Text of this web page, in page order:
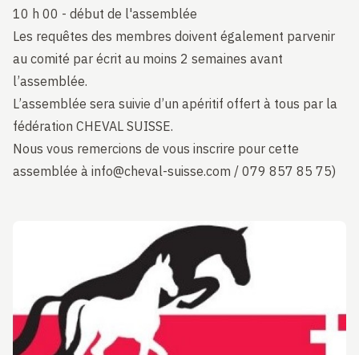
10 h 00 - début de l'assemblée
Les requêtes des membres doivent également parvenir
au comité par écrit au moins 2 semaines avant
l’assemblée.
L’assemblée sera suivie d’un apéritif offert à tous par la
fédération CHEVAL SUISSE.
Nous vous remercions de vous inscrire pour cette
assemblée à info@cheval-suisse.com / 079 857 85 75)